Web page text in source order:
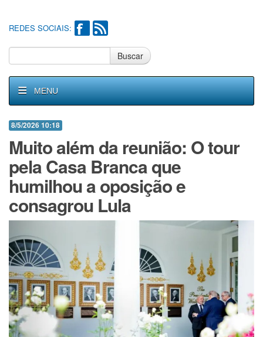
REDES SOCIAIS:
Buscar
MENU
8/5/2026 10:18
Muito além da reunião: O tour
pela Casa Branca que
humilhou a oposição e
consagrou Lula